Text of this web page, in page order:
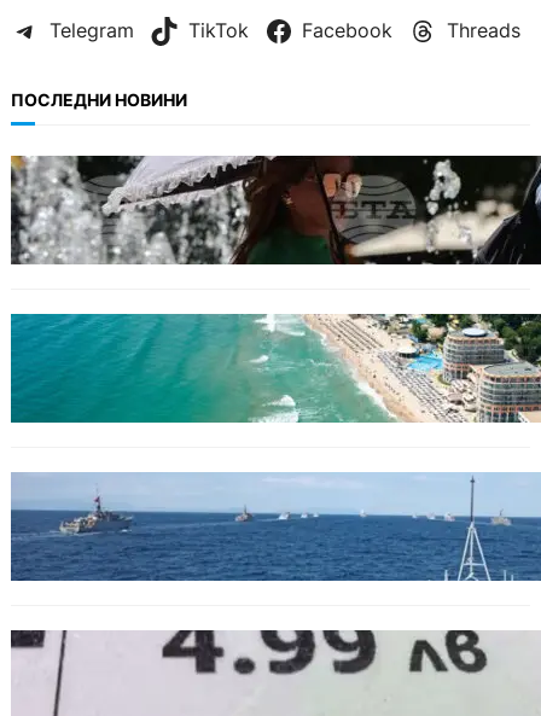
Telegram TikTok Facebook Threads
ПОСЛЕДНИ НОВИНИ
БЕЗ КАТЕГОРИЯ
Жега до 37°: НИМХ обяви оранжев и жълт
код за опасно време.
ИКОНОМИКА
Интерактивна карта показва всички водни
бази по Черноморието
Нов минен ловец за българския флот
пристига до края на годината
БЪЛГАРИЯ
Левът изчезва от етикетите: Търговците